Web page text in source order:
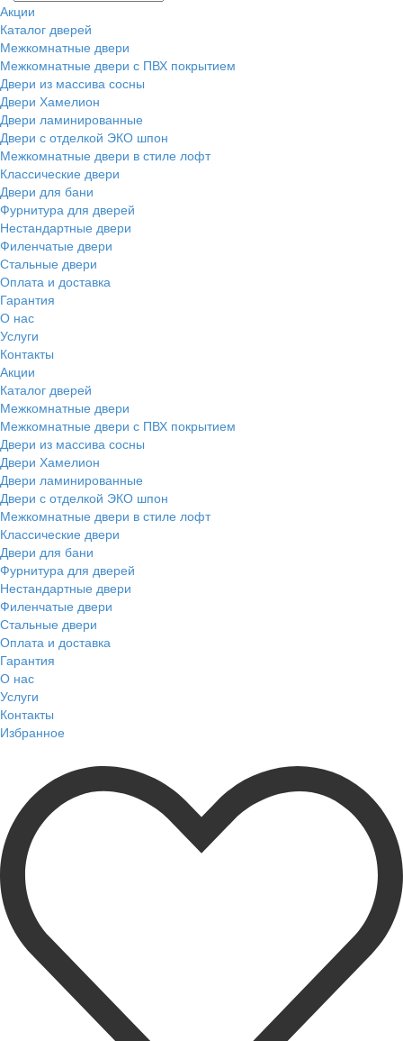
Акции
Каталог дверей
Межкомнатные двери
Межкомнатные двери с ПВХ покрытием
Двери из массива сосны
Двери Хамелион
Двери ламинированные
Двери с отделкой ЭКО шпон
Межкомнатные двери в стиле лофт
Классические двери
Двери для бани
Фурнитура для дверей
Нестандартные двери
Филенчатые двери
Стальные двери
Оплата и доставка
Гарантия
О нас
Услуги
Контакты
Акции
Каталог дверей
Межкомнатные двери
Межкомнатные двери с ПВХ покрытием
Двери из массива сосны
Двери Хамелион
Двери ламинированные
Двери с отделкой ЭКО шпон
Межкомнатные двери в стиле лофт
Классические двери
Двери для бани
Фурнитура для дверей
Нестандартные двери
Филенчатые двери
Стальные двери
Оплата и доставка
Гарантия
О нас
Услуги
Контакты
Избранное